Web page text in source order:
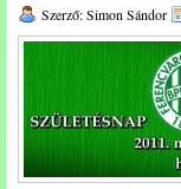
Szerző: Simon Sándor